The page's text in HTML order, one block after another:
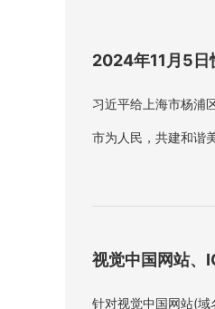
2024年11月5日
习近平给上海市杨浦
市为人民，共建和谐
视觉中国网站、
针对视觉中国网站(